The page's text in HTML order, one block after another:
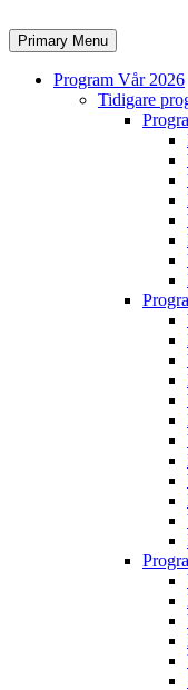
to
content
Search
Primary Menu
Program Vår 2026
Tidigare